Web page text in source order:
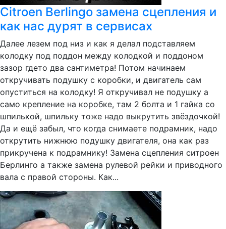
Citroen Berlingo замена сцепления и
как нас дурят в сервисах
Далее лезем под низ и как я делал подставляем
колодку под поддон между колодкой и поддоном
зазор гдето два сантиметра! Потом начинаем
откручивать подушку с коробки, и двигатель сам
опуститься на колодку! Я откручивал не подушку а
само крепление на коробке, там 2 болта и 1 гайка со
шпилькой, шпильку тоже надо выкрутить звёздочкой!
Да и ещё забыл, что когда снимаете подрамник, надо
открутить нижнюю подушку двигателя, она как раз
прикручена к подрамнику! Замена сцепления ситроен
Берлинго а также замена рулевой рейки и приводного
вала с правой стороны. Как...